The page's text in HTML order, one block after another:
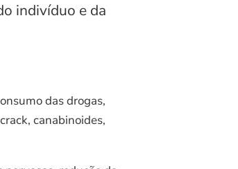
indivíduo e da
das drogas,
canabinoides,